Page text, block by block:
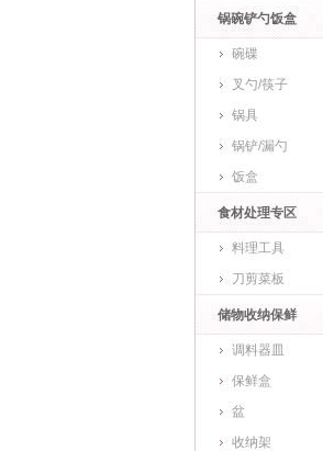
锅碗铲勺饭盒
碗碟
叉勺/筷子
锅具
锅铲/漏勺
饭盒
食材处理专区
料理工具
刀剪菜板
储物收纳保鲜
调料器皿
保鲜盒
盆
收纳架